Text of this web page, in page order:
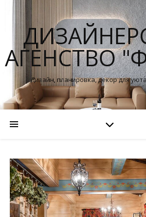
АГЕНСТВО
Дизайн, планировка, декор для